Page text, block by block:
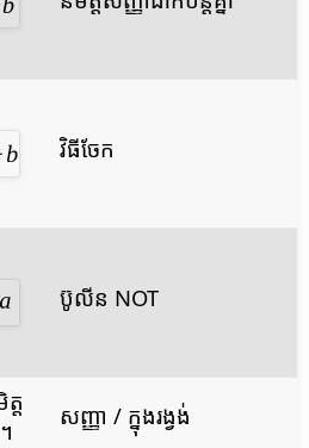
វិធី​ចែក
ប៊ូលីន NOT
ត​
សញ្ញា / ក្នុង​រង្វង់